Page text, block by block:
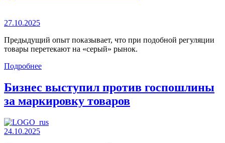
27.10.2025
Предыдущий опыт показывает, что при подобной регуляции
товары перетекают на «серый» рынок.
Подробнее
Бизнес выступил против госпошлины
за маркировку товаров
24.10.2025